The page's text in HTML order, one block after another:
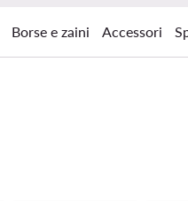
Borse e zaini Accessori